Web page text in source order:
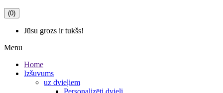
(0)
Jūsu grozs ir tukšs!
Menu
Home
Izšuvums
uz dvieļiem
Personalizēti dvieļi